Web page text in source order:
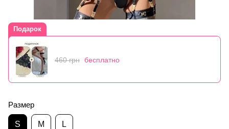
Подарок
460 грн бесплатно
Размер
S M L